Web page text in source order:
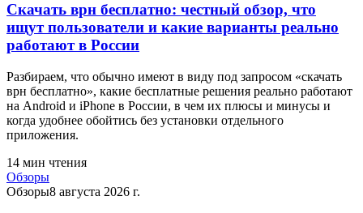
Скачать врн бесплатно: честный обзор, что
ищут пользователи и какие варианты реально
работают в России
Разбираем, что обычно имеют в виду под запросом «скачать
врн бесплатно», какие бесплатные решения реально работают
на Android и iPhone в России, в чем их плюсы и минусы и
когда удобнее обойтись без установки отдельного
приложения.
14 мин чтения
Обзоры
Обзоры8 августа 2026 г.